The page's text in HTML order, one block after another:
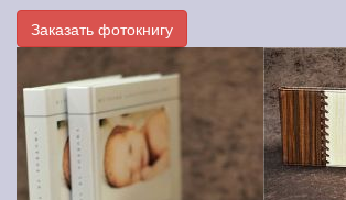
Заказать фотокнигу